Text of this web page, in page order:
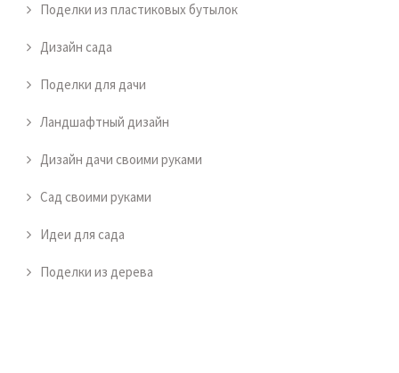
Поделки из пластиковых бутылок
Дизайн сада
Поделки для дачи
Ландшафтный дизайн
Дизайн дачи своими руками
Сад своими руками
Идеи для сада
Поделки из дерева